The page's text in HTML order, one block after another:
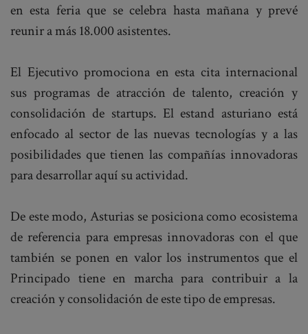
en esta feria que se celebra hasta mañana y prevé
reunir a más 18.000 asistentes.
El Ejecutivo promociona en esta cita internacional
sus programas de atracción de talento, creación y
consolidación de startups. El estand asturiano está
enfocado al sector de las nuevas tecnologías y a las
posibilidades que tienen las compañías innovadoras
para desarrollar aquí su actividad.
De este modo, Asturias se posiciona como ecosistema
de referencia para empresas innovadoras con el que
también se ponen en valor los instrumentos que el
Principado tiene en marcha para contribuir a la
creación y consolidación de este tipo de empresas.